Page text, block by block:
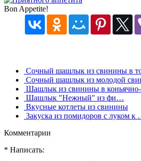
Bon Appetite!
Сочный шашлык из свинины в
Сочный шашлык из молодой
Шашлык из свинины в
Шашлык "Нежный" из фи…
Вкусные котлеты из свинины
Закуска из помидоров с луком к
Комментарии
* Написать: